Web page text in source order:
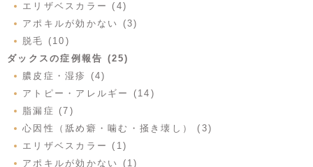
エリザベスカラー (4)
アポキルが効かない (3)
脱毛 (10)
ダックスの症例報告 (25)
膿皮症・湿疹 (4)
アトピー・アレルギー (14)
脂漏症 (7)
心因性（舐め癖・噛む・掻き壊し） (3)
エリザベスカラー (1)
アポキルが効かない (1)